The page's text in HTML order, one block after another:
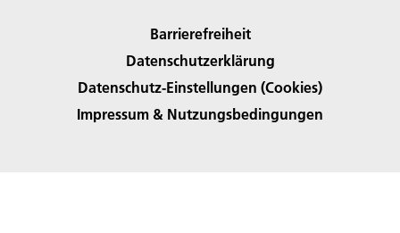
Barrierefreiheit
Datenschutzerklärung
Datenschutz-Einstellungen (Cookies)
Impressum & Nutzungsbedingungen